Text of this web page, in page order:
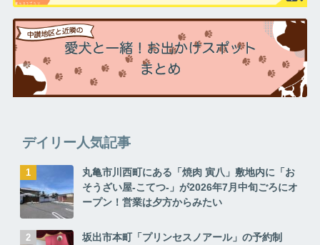
デイリー人気記事
丸亀市川西町にある「焼肉 寅八」敷地内に「お
そうざい屋-こてつ-」が2026年7月中旬ごろにオ
ープン！営業は夕方からみたい
坂出市本町「プリンセスノアール」の予約制